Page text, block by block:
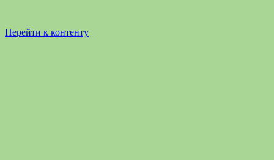
Перейти к контенту